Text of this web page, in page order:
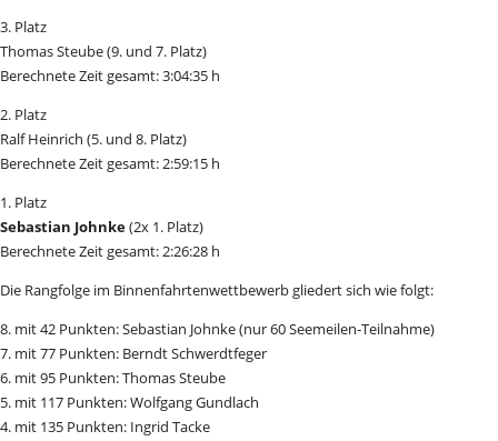
3. Platz
Thomas Steube (9. und 7. Platz)
Berechnete Zeit gesamt: 3:04:35 h
2. Platz
Ralf Heinrich (5. und 8. Platz)
Berechnete Zeit gesamt: 2:59:15 h
1. Platz
Sebastian Johnke(2x 1. Platz)
Berechnete Zeit gesamt: 2:26:28 h
Die Rangfolge im Binnenfahrtenwettbewerb gliedert sich wie folgt:
8. mit 42 Punkten: Sebastian Johnke (nur 60 Seemeilen-Teilnahme)
7. mit 77 Punkten: Berndt Schwerdtfeger
6. mit 95 Punkten: Thomas Steube
5. mit 117 Punkten: Wolfgang Gundlach
4. mit 135 Punkten: Ingrid Tacke